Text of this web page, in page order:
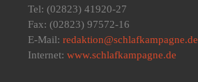
Tel: (02823) 41920-27
Fax: (02823) 97572-16
E-Mail: redaktion@schlafkampagne.de
Internet: www.schlafkampagne.de